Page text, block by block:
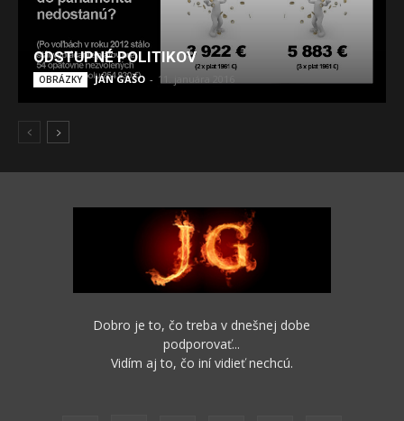
ODSTUPNÉ POLITIKOV
OBRÁZKY JÁN GAŠO - 11. januára 2016
Dobro je to, čo treba v dnešnej dobe
podporovať...
Vidím aj to, čo iní vidieť nechcú.